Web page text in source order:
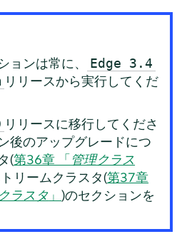
ョンは常に、
Edge 3.4
リリースから実行してくだ
リリースに移行してくださ
後のアップグレードにつ
(第36章 「管理クラス
リームクラスタ(第37章
ラスタ 」)のセクションを